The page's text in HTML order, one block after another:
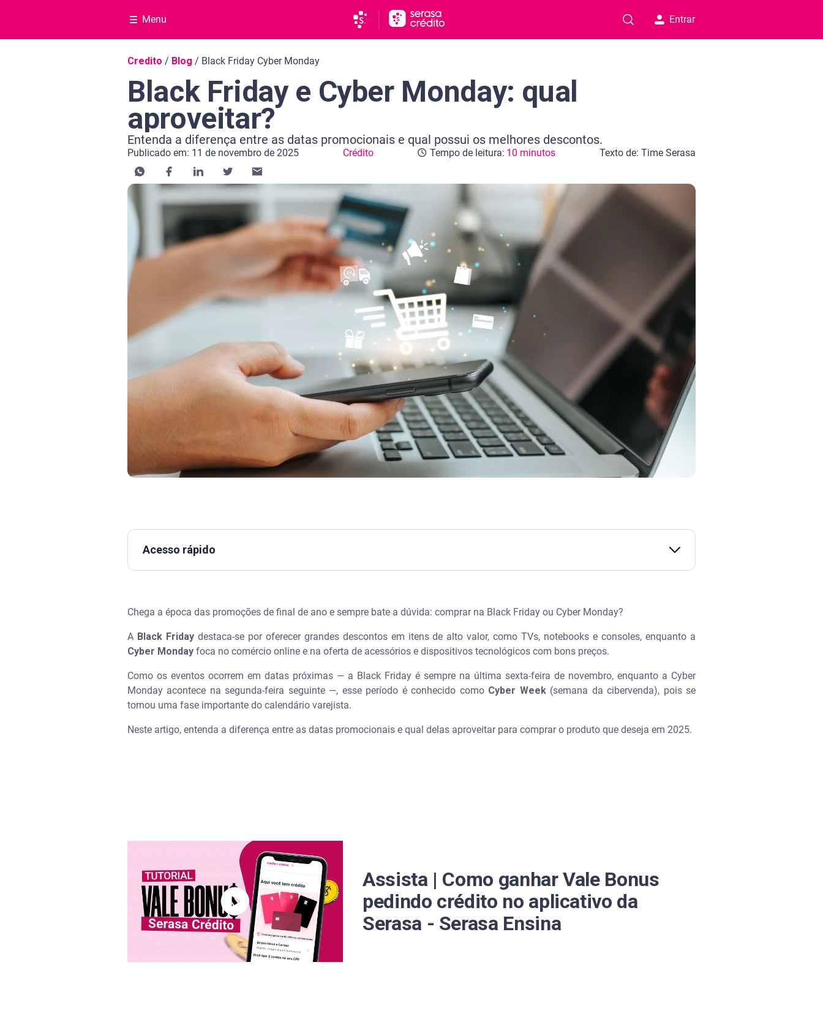
Menu Entrar
Navegação do blog
Credito / Blog / Black Friday Cyber Monday
Black Friday e Cyber Monday: qual
aproveitar?
Entenda a diferença entre as datas promocionais e qual possui os melhores descontos.
Publicado em: 11 de novembro de 2025 Crédito
Categoria Crédito Tempo de leitura: 10 minutos
Tempo de leitura: 10 minutos Texto de: Time Serasa
Acesso rápido
O que é a Black Friday?
O que é a Cyber Monday?
Black Friday x Cyber Monday 2025: qual a principal diferença?
Você sabia?
Estratégia de compras: o que vale mais a pena em cada data?
Checklist para a Cyber Week 2025
Planeje suas compras maiores e conte com o Serasa Crédito
Cyber Monday vale a pena?
Qual a diferença entre a Black Friday e a Cyber Monday?
Chega a época das promoções de final de ano e sempre bate a dúvida: comprar na Black Friday ou Cyber Monday?
A Black Fridaydestaca-se por oferecer grandes descontos em itens de alto valor, como TVs, notebooks e consoles, enquanto a
Cyber Monday foca no comércio online e na oferta de acessórios e dispositivos tecnológicos com bons preços.
Como os eventos ocorrem em datas próximas — a Black Friday é sempre na última sexta-feira de novembro, enquanto a Cyber
Monday acontece na segunda-feira seguinte —, esse período é conhecido como Cyber Week(semana da cibervenda), pois se
tornou uma fase importante do calendário varejista.
Neste artigo, entenda a diferença entre as datas promocionais e qual delas aproveitar para comprar o produto que deseja em 2025.
Assista | Como ganhar Vale Bonus
pedindo crédito no aplicativo da
Serasa - Serasa Ensina